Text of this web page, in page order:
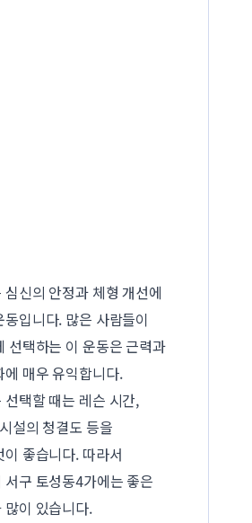
심신의 안정과 체형 개선에
입니다. 많은 사람들이
선택하는 이 운동은 근력과
에 매우 유익합니다.
선택할 때는 레슨 시간,
설의 청결도 등을
좋습니다. 따라서
서구 토성동4가에는 좋은
많이 있습니다.